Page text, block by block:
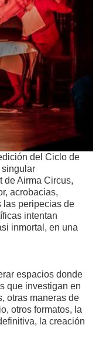
del Ciclo de
de Airma Circus,
acrobacias,
las peripecias de
intentan
inmortal, en una
espacios donde
que investigan en
otras maneras de
otros formatos, la
la creación